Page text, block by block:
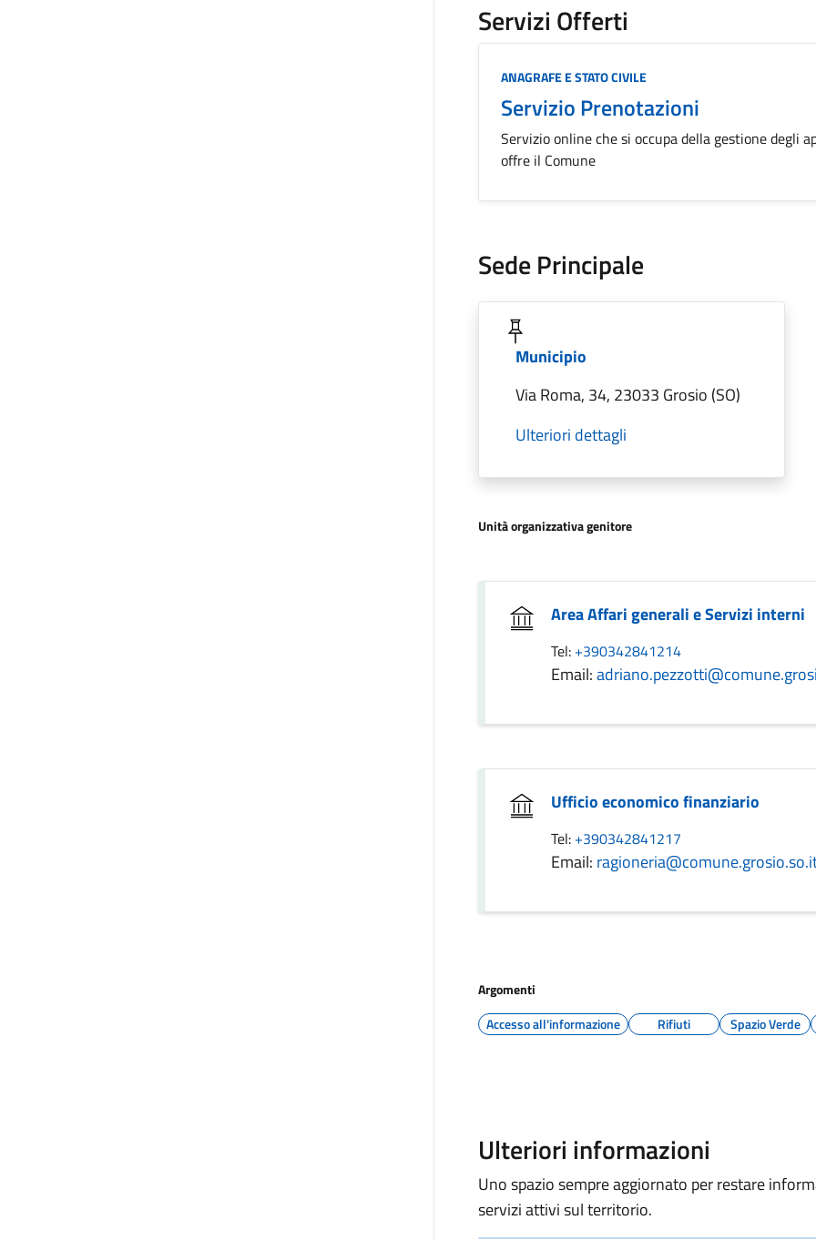
Servizi Offerti
Categoria:
ANAGRAFE E STATO CIVILE
Servizio Prenotazioni
Servizio online che si occupa della gestione degli
offre il Comune
Sede Principale
Municipio
Via Roma, 34, 23033 Grosio (SO)
Ulteriori dettagli
Unità organizzativa genitore
Area Affari generali e Servizi interni
Tel: +390342841214
Email:
Ufficio economico finanziario
Tel: +390342841217
Email:
Argomenti
Accesso all'informazione
Rifiuti Spazio Verde
Ulteriori informazioni
Uno spazio sempre aggiornato per restare
servizi attivi sul territorio.